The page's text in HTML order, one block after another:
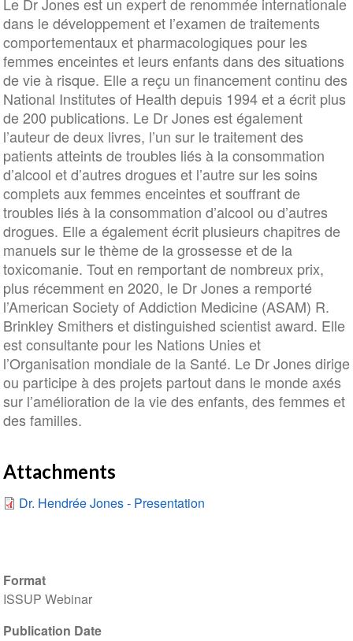
Format
ISSUP Webinar
Publication Date
Le Dr Jones est un expert de renommée internationale
dans le développement et l’examen de traitements
comportementaux et pharmacologiques pour les
femmes enceintes et leurs enfants dans des situations
de vie à risque. Elle a reçu un financement continu des
National Institutes of Health depuis 1994 et a écrit plus
de 200 publications. Le Dr Jones est également
l’auteur de deux livres, l’un sur le traitement des
patients atteints de troubles liés à la consommation
d’alcool et d’autres drogues et l’autre sur les soins
complets aux femmes enceintes et souffrant de
troubles liés à la consommation d’alcool ou d’autres
drogues. Elle a également écrit plusieurs chapitres de
manuels sur le thème de la grossesse et de la
toxicomanie. Tout en remportant de nombreux prix,
plus récemment en 2020, le Dr Jones a remporté
l’American Society of Addiction Medicine (ASAM) R.
Brinkley Smithers et distinguished scientist award. Elle
est consultante pour les Nations Unies et
l’Organisation mondiale de la Santé. Le Dr Jones dirige
ou participe à des projets partout dans le monde axés
sur l’amélioration de la vie des enfants, des femmes et
des familles.
Attachments
Dr. Hendrée Jones - Presentation